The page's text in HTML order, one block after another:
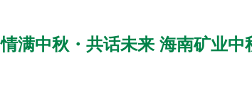
情满中秋・共话未来 海南矿业